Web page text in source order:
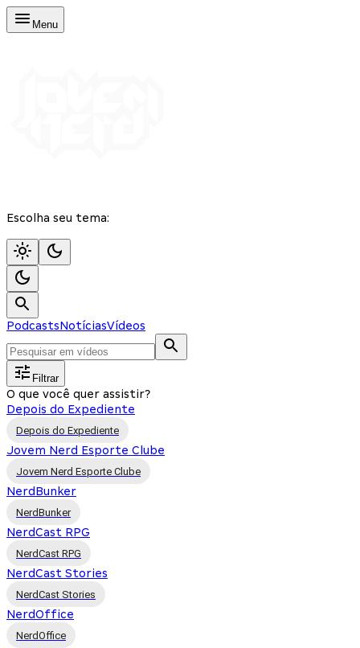
Menu
Escolha seu tema:
PodcastsNotíciasVídeos
Filtrar
O que você quer assistir?
Depois do Expediente
Depois do Expediente
Jovem Nerd Esporte Clube
Jovem Nerd Esporte Clube
NerdBunker
NerdBunker
NerdCast RPG
NerdCast RPG
NerdCast Stories
NerdCast Stories
NerdOffice
NerdOffice